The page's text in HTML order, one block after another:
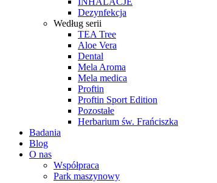
Dezynfekcja
Według serii
TEA Tree
Aloe Vera
Dental
Mela Aroma
Mela medica
Proftin
Proftin Sport Edition
Pozostałe
Herbarium św. Frańciszka
Badania
Blog
O nas
Współpraca
Park maszynowy